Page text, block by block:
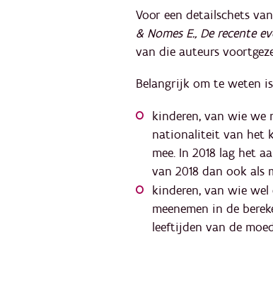
Voor een detailschets
& Nomes E., De recente
van die auteurs
Belangrijk om te weten
kinderen, van wie we
nationaliteit van het
mee. In 2018 lag het
van 2018 dan ook als
kinderen, van wie
meenemen in de
leeftijden van de